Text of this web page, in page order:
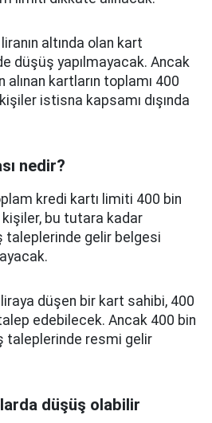
altında olan kart
düşüş yapılmayacak. Ancak
kartların toplamı 400
istisna kapsamı dışında
nedir?
kredi kartı limiti 400 bin
kişiler, bu tutara kadar
taleplerinde gelir belgesi
düşen bir kart sahibi, 400
edebilecek. Ancak 400 bin
taleplerinde resmi gelir
düşüş olabilir